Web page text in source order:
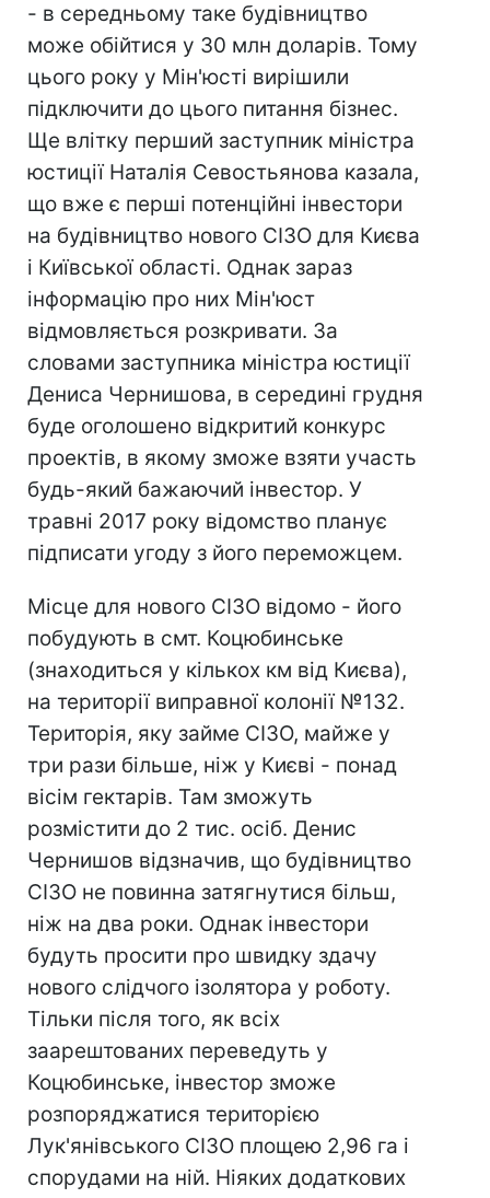
- в середньому таке будівництво
може обійтися у 30 млн доларів. Тому
цього року у Мін'юсті вирішили
підключити до цього питання бізнес.
Ще влітку перший заступник міністра
юстиції Наталія Севостьянова казала,
що вже є перші потенційні інвестори
на будівництво нового СІЗО для Києва
і Київської області. Однак зараз
інформацію про них Мін'юст
відмовляється розкривати. За
словами заступника міністра юстиції
Дениса Чернишова, в середині грудня
буде оголошено відкритий конкурс
проектів, в якому зможе взяти участь
будь-який бажаючий інвестор. У
травні 2017 року відомство планує
підписати угоду з його переможцем.
Місце для нового СІЗО відомо - його
побудують в смт. Коцюбинське
(знаходиться у кількох км від Києва),
на території виправної колонії №132.
Територія, яку займе СІЗО, майже у
три рази більше, ніж у Києві - понад
вісім гектарів. Там зможуть
розмістити до 2 тис. осіб. Денис
Чернишов відзначив, що будівництво
СІЗО не повинна затягнутися більш,
ніж на два роки. Однак інвестори
будуть просити про швидку здачу
нового слідчого ізолятора у роботу.
Тільки після того, як всіх
заарештованих переведуть у
Коцюбинське, інвестор зможе
розпоряджатися територією
Лук'янівського СІЗО площею 2,96 га і
спорудами на ній. Ніяких додаткових